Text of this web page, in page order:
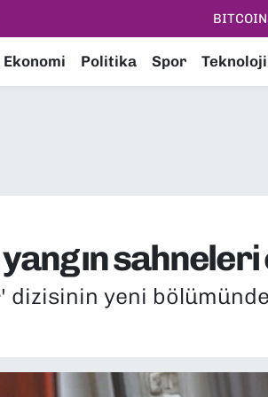
Ekonomi Politika Spor Teknoloji
sahneleri
dizisinin yeni